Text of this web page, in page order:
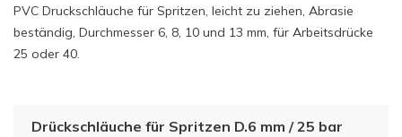
PVC Druckschläuche für Spritzen, leicht zu ziehen, Abrasie
beständig, Durchmesser 6, 8, 10 und 13 mm, für Arbeitsdrücke
25 oder 40.
Drückschläuche für Spritzen D.6 mm / 25 bar